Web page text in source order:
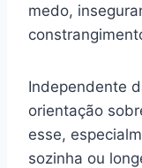
medo,
Independente
orientação
esse,
sozinha ou